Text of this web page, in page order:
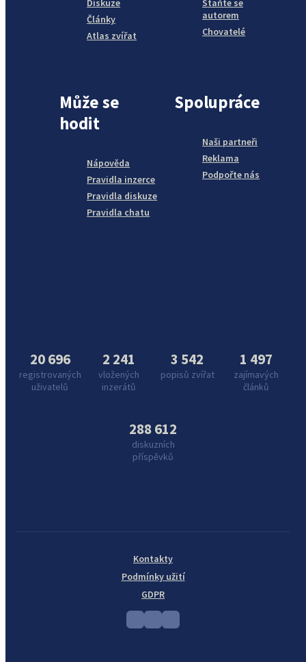
Diskuze
Články
Atlas zvířat
Staňte se
autorem
Chovatelé
Může se
hodit
Nápověda
Pravidla inzerce
Pravidla diskuze
Pravidla chatu
Spolupráce
Naši partneři
Reklama
Podpořte nás
20 696
registrovaných
uživatelů
2 241
vložených
inzerátů
3 542
popisů zvířat
1 497
zajímavých
článků
288 612
diskuzních
příspěvků
Kontakty
Podmínky užití
GDPR